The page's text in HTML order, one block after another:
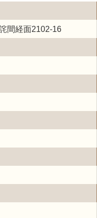
間経面2102-16